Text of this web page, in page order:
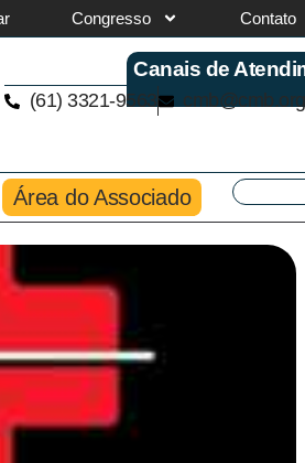
Congresso Contato
Canais de
(61) 3321-9563
Área do Associado